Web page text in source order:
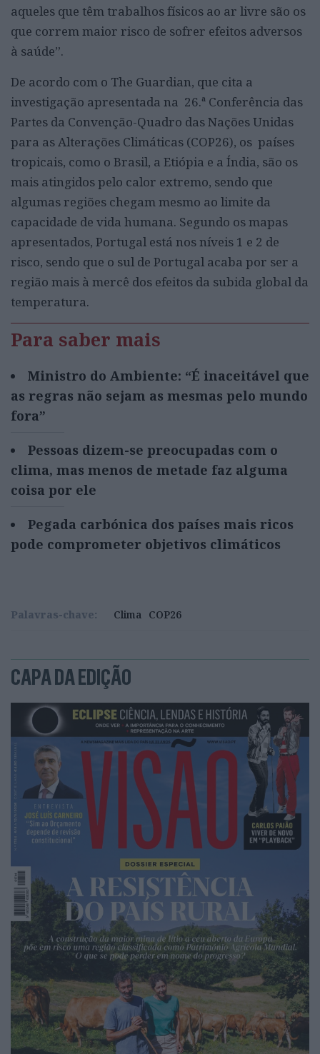
aqueles que têm trabalhos físicos ao ar livre são os
que correm maior risco de sofrer efeitos adversos
à saúde”.
De acordo com o The Guardian, que cita a
investigação apresentada na 26.ª Conferência das
Partes da Convenção-Quadro das Nações Unidas
para as Alterações Climáticas (COP26), os países
tropicais, como o Brasil, a Etiópia e a Índia, são os
mais atingidos pelo calor extremo, sendo que
algumas regiões chegam mesmo ao limite da
capacidade de vida humana. Segundo os mapas
apresentados, Portugal está nos níveis 1 e 2 de
risco, sendo que o sul de Portugal acaba por ser a
região mais à mercê dos efeitos da subida global da
temperatura.
Para saber mais
Ministro do Ambiente: “É inaceitável que
as regras não sejam as mesmas pelo mundo
fora”
Pessoas dizem-se preocupadas com o
clima, mas menos de metade faz alguma
coisa por ele
Pegada carbónica dos países mais ricos
pode comprometer objetivos climáticos
Palavras-chave: Clima COP26
CAPA DA EDIÇÃO